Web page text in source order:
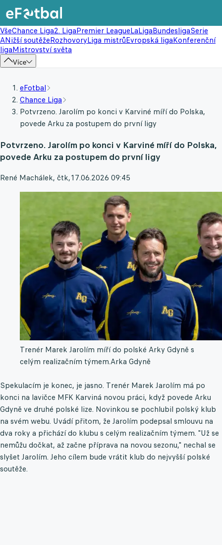
VšeChance Liga2. LigaPremier LeagueLaLigaBundesligaSerie
ANižší soutěžeRozhovoryLiga mistrůEvropská ligaKonferenční
ligaMistrovství světa
Více
eFotbal
Chance Liga
Potvrzeno. Jarolím po konci v Karviné míří do Polska,
povede Arku za postupem do první ligy
Potvrzeno. Jarolím po konci v Karviné míří do Polska,
povede Arku za postupem do první ligy
René Machálek, čtk,17.06.2026 09:45
Trenér Marek Jarolím míří do polské Arky Gdyně s
celým realizačním týmem.Arka Gdyně
Spekulacím je konec, je jasno. Trenér Marek Jarolím má po
konci na lavičce MFK Karviná novou práci, když povede Arku
Gdyně ve druhé polské lize. Novinkou se pochlubil polský klub
na svém webu. Uvádí přitom, že Jarolím podepsal smlouvu na
dva roky a přichází do klubu s celým realizačním týmem. "Už se
nemůžu dočkat, až začne příprava na novou sezonu," nechal se
slyšet Jarolím. Jeho cílem bude vrátit klub do nejvyšší polské
soutěže.